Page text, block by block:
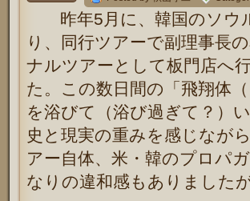
昨年5月に、韓国のソウ
り、同行ツアーで副理事長
ナルツアーとして板門店へ
た。この数日間の「飛翔体
を浴びて（浴び過ぎて？）
史と現実の重みを感じなが
アー自体、米・韓のプロパ
なりの違和感もありましたが